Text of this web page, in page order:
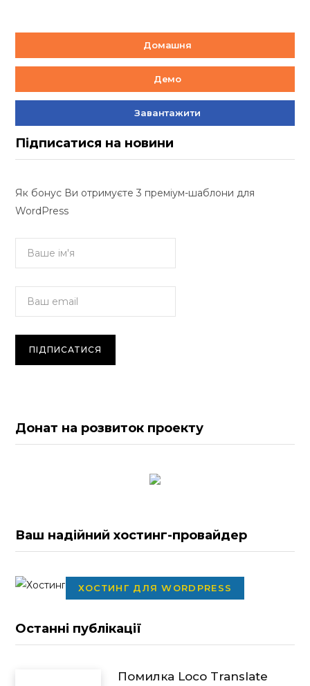
Домашня
Демо
Завантажити
Підписатися на новини
Як бонус Ви отримуєте 3 преміум-шаблони для
WordPress
Донат на розвиток проекту
Ваш надійний хостинг-провайдер
ХОСТИНГ ДЛЯ WORDPRESS
Останні публікації
Помилка Loco Translate